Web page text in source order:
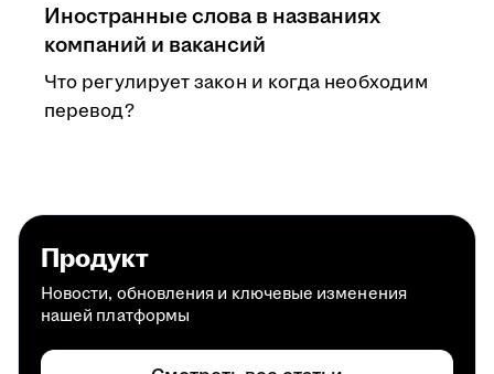
Иностранные слова в названиях
компаний и вакансий
Что регулирует закон и когда необходим
перевод?
Продукт
Новости, обновления и ключевые изменения
нашей платформы